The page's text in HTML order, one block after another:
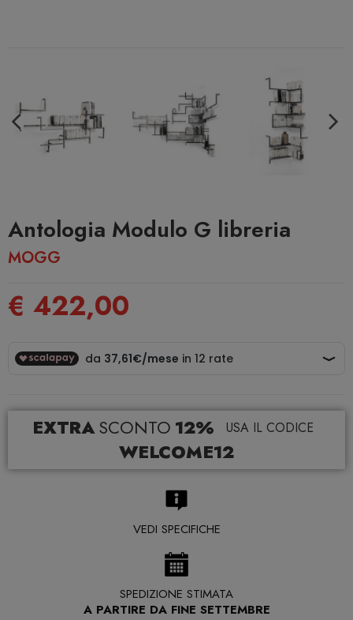
Antologia Modulo G libreria
MOGG
€ 422,00
EXTRA SCONTO 12% USA IL CODICE
WELCOME12
VEDI SPECIFICHE
SPEDIZIONE STIMATA
A PARTIRE DA FINE SETTEMBRE